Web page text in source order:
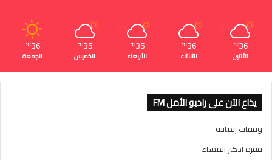
36
℃
الأثنين
36
℃
الثلاثاء
35
℃
الأربعاء
35
℃
الخميس
36
℃
الجمعة
يذاع الآن على راديو الأمل FM
وقفات إيمانية
فقرة اذكار المساء